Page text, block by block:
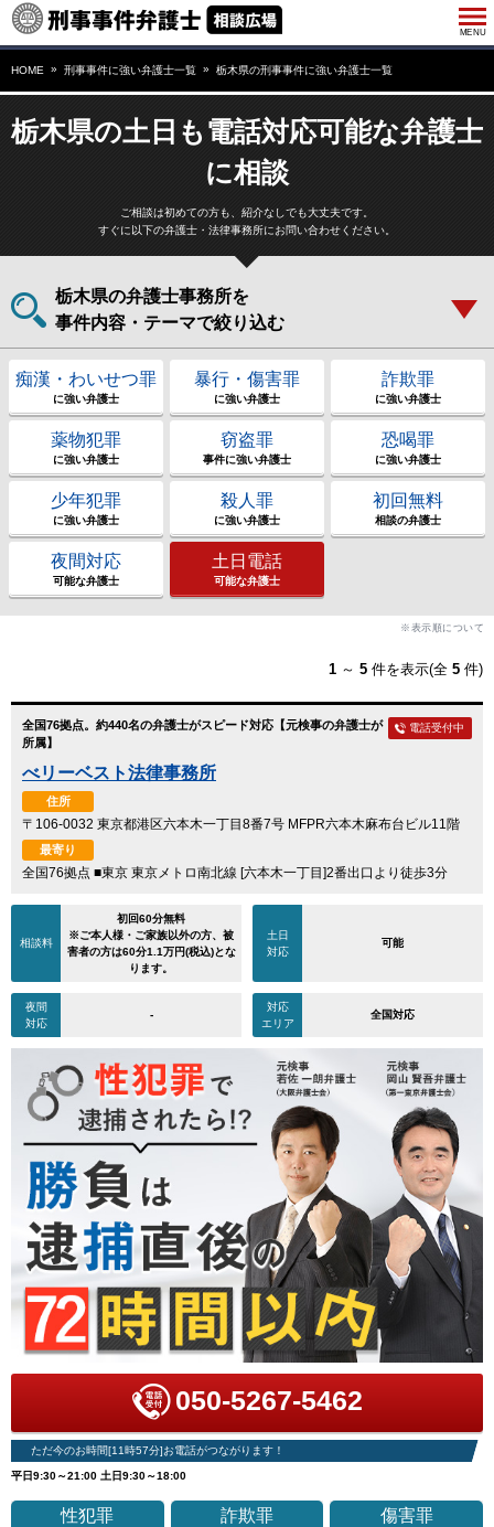
HOME 刑事事件に強い弁護士一覧 栃木県の刑事事件に強い弁護士一覧
栃木県の土日も電話対応可能な弁護士
に相談
ご相談は初めての方も、紹介なしでも大丈夫です。
すぐに以下の弁護士・法律事務所にお問い合わせください。
栃木県の弁護士事務所を
事件内容・テーマで絞り込む
痴漢・わいせつ罪
に強い弁護士
暴行・傷害罪
に強い弁護士
詐欺罪
に強い弁護士
薬物犯罪
に強い弁護士
窃盗罪
事件に強い弁護士
恐喝罪
に強い弁護士
少年犯罪
に強い弁護士
殺人罪
に強い弁護士
初回無料
相談の弁護士
夜間対応
可能な弁護士
土日電話
可能な弁護士
※表示順について
1 ～ 5 件を表示(全 5 件)
全国76拠点。約440名の弁護士がスピード対応【元検事の弁護士が
所属】
べリーベスト法律事務所
住所
〒106-0032 東京都港区六本木一丁目8番7号 MFPR六本木麻布台ビル11階
最寄り
全国76拠点 ■東京 東京メトロ南北線 [六本木一丁目]2番出口より徒歩3分
電話受付中
相談料
初回60分無料
※ご本人様・ご家族以外の方、被
害者の方は60分1.1万円(税込)とな
ります。
土日
対応
可能
夜間
対応
-
対応
エリア
全国対応
050-5267-5462
ただ今のお時間[11時57分]お電話がつながります！
平日9:30～21:00 土日9:30～18:00
性犯罪 詐欺罪 傷害罪